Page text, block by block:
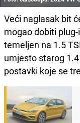
Veći naglasak bit
mogao dobiti
temeljen na 1.5
umjesto starog
postavki koje se